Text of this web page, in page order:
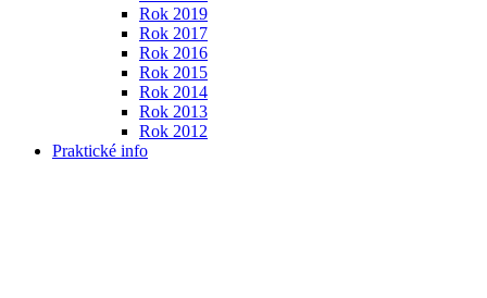
Rok 2019
Rok 2017
Rok 2016
Rok 2015
Rok 2014
Rok 2013
Rok 2012
Praktické info